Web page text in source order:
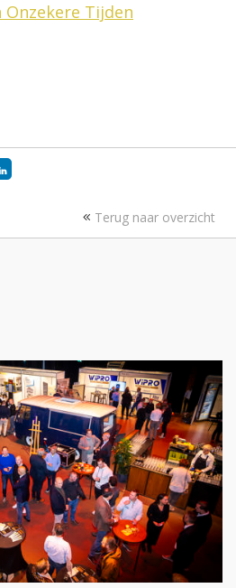
Tijden
Terug naar overzicht